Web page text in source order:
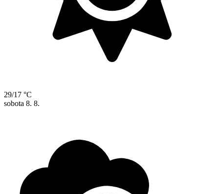
29/17 °C
sobota 8. 8.